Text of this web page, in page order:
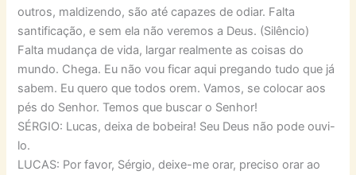
outros, maldizendo, são até capazes de odiar. Falta
santificação, e sem ela não veremos a Deus. (Silêncio)
Falta mudança de vida, largar realmente as coisas do
mundo. Chega. Eu não vou ficar aqui pregando tudo que já
sabem. Eu quero que todos orem. Vamos, se colocar aos
pés do Senhor. Temos que buscar o Senhor!
SÉRGIO: Lucas, deixa de bobeira! Seu Deus não pode ouvi-
lo.
LUCAS: Por favor, Sérgio, deixe-me orar, preciso orar ao